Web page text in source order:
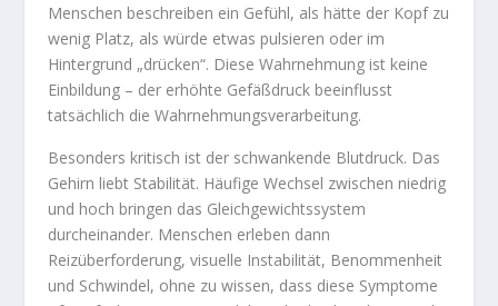
Menschen beschreiben ein Gefühl, als hätte der Kopf zu
wenig Platz, als würde etwas pulsieren oder im
Hintergrund „drücken“. Diese Wahrnehmung ist keine
Einbildung – der erhöhte Gefäßdruck beeinflusst
tatsächlich die Wahrnehmungsverarbeitung.
Besonders kritisch ist der schwankende Blutdruck. Das
Gehirn liebt Stabilität. Häufige Wechsel zwischen niedrig
und hoch bringen das Gleichgewichtssystem
durcheinander. Menschen erleben dann
Reizüberforderung, visuelle Instabilität, Benommenheit
und Schwindel, ohne zu wissen, dass diese Symptome